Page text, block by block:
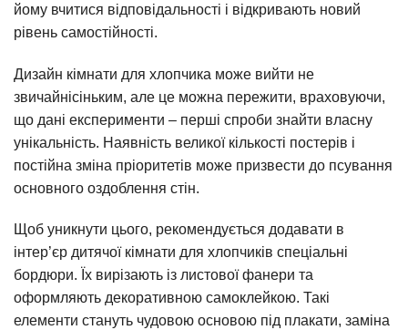
йому вчитися відповідальності і відкривають новий
рівень самостійності.
Дизайн кімнати для хлопчика може вийти не
звичайнісіньким, але це можна пережити, враховуючи,
що дані експерименти – перші спроби знайти власну
унікальність. Наявність великої кількості постерів і
постійна зміна пріоритетів може призвести до псування
основного оздоблення стін.
Щоб уникнути цього, рекомендується додавати в
інтер’єр дитячої кімнати для хлопчиків спеціальні
бордюри. Їх вирізають із листової фанери та
оформляють декоративною самоклейкою. Такі
елементи стануть чудовою основою під плакати, заміна